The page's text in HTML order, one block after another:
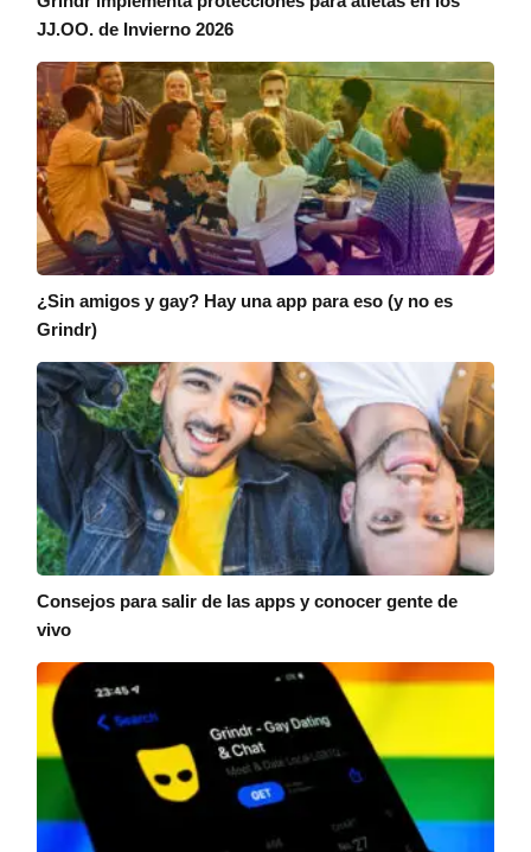
JJ.OO. de Invierno 2026
¿Sin amigos y gay? Hay una app para eso (y no es
Grindr)
Consejos para salir de las apps y conocer gente de
vivo